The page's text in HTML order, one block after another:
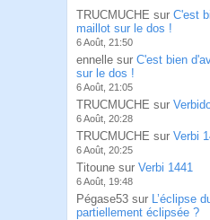
TRUCMUCHE sur C'est
maillot sur le dos !
6 Août, 21:50
ennelle sur C'est bien
sur le dos !
6 Août, 21:05
TRUCMUCHE sur
6 Août, 20:28
TRUCMUCHE sur Verbi
6 Août, 20:25
Titoune sur Verbi 1441
6 Août, 19:48
Pégase53 sur L’éclipse
partiellement éclipsée ?